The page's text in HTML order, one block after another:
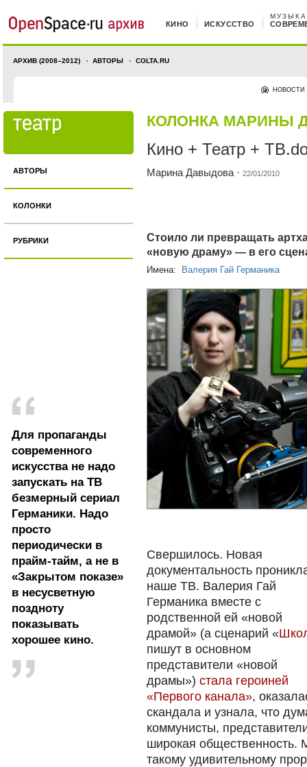
КИНО ИСКУССТВО
МУЗЫКА
АРХИВ (2008–2012) АВТОРЫ COLTA.RU
НОВОСТИ
АВТОРЫ
КОЛОНКИ
РУБРИКИ
Для пропаганды
современного
искусства не надо
запускать на ТВ
безмерный сериал
Германики. Надо
просто
периодически в
прайм-тайм, а не в
«Закрытом показе»
в несусветную
поздноту
показывать
хорошее кино.
КОЛОНКА МАРИНЫ
Кино + Театр +
Марина Давыдова · 22/01/2010
Стоило ли превращать
«новую драму» — в его
Имена: Валерия Гай Германика
Свершилось. Новая
документальность
наше ТВ. Валерия Гай
Германика вместе с
родственной ей «новой
драмой» (а сценарий «
пишут в основном
представители «новой
драмы») стала героиней
«Первого канала»,
скандала и узнала, что
коммунисты,
широкая
такому удивительному